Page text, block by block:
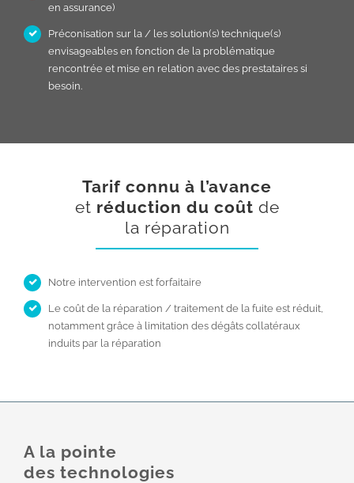
en assurance)
Préconisation sur la / les solution(s) technique(s)
envisageables en fonction de la problématique
rencontrée et mise en relation avec des prestataires si
besoin.
Tarif connu à l’avance
et réduction du coût de
la réparation
Notre intervention est forfaitaire
Le coût de la réparation / traitement de la fuite est réduit,
notamment grâce à limitation des dégâts collatéraux
induits par la réparation
A la pointe
des technologies